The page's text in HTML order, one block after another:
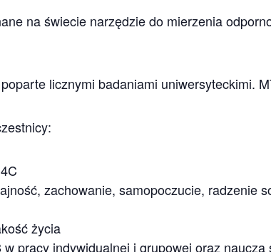
na świecie narzędzie do mierzenia
licznymi badaniami uniwersyteckimi.
zachowanie, samopoczucie, radzenie
życia
pracy indywidualnej i grupowej oraz